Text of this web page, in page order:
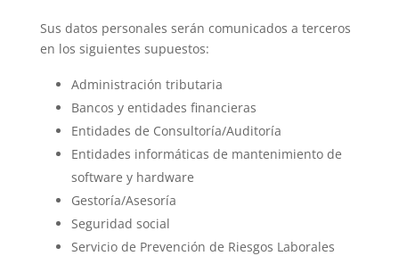
Sus datos personales serán comunicados a terceros
en los siguientes supuestos:
Administración tributaria
Bancos y entidades financieras
Entidades de Consultoría/Auditoría
Entidades informáticas de mantenimiento de
software y hardware
Gestoría/Asesoría
Seguridad social
Servicio de Prevención de Riesgos Laborales